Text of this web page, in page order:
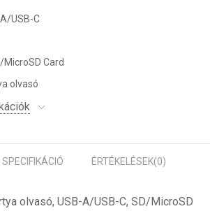
USB-C
MicroSD Card
olvasó
SPECIFIKÁCIÓ ÉRTÉKELÉSEK(0)
olvasó, USB-A/USB-C, SD/MicroSD